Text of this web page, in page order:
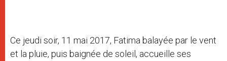
Ce jeudi soir, 11 mai 2017, Fatima balayée par le vent
et la pluie, puis baignée de soleil, accueille ses